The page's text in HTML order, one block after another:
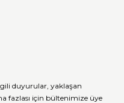
duyurular, yaklaşan
fazlası için bültenimize üye